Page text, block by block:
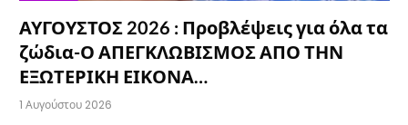
ΑΥΓΟΥΣΤΟΣ 2026 : Προβλέψεις για όλα τα
ζώδια-Ο ΑΠΕΓΚΛΩΒΙΣΜΟΣ ΑΠΟ ΤΗΝ
ΕΞΩΤΕΡΙΚΗ ΕΙΚΟΝΑ…
1 Αυγούστου 2026